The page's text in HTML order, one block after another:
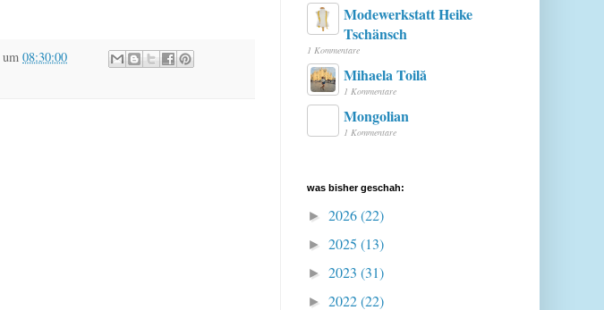
um 08:30:00
Modewerkstatt Heike
Tschänsch
1 Kommentare
Mihaela Toilă
1 Kommentare
Mongolian
1 Kommentare
was bisher geschah:
► 2026(22)
► 2025 (13)
► 2023 (31)
► 2022(22)